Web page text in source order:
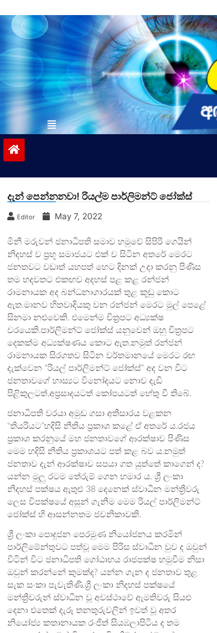
to
contentvinivida.lk
දැන් පෙන්නනවා! රියල්ම පාර්ලිමන්ට් ජෝක්ස්
Editor May 7, 2022
මිනී මරුවන් ජනාධිපති සමාව හමුවේ සිපිරි ගෙයින්
නිදහස් ව ප්‍රභූ සමාජයට එක් ව සිටින අතරේ මෙරට
ජනතවට වඩාත් යහපත් හෙට දිනක් උදා කරනු පිණිස
තම හදවතට එකඟව අදහස් පළ කළ රන්ජන්
රාමනායක අද බන්ධනාගාරයක් තුළ කූඩු කොට
ඇත.මානව හිතවාදියකු වන රන්ජන් මෙරට මුල් පෙළේ
සිනමා නළුවෙකි. එමෙන්ම චිත්‍රපට අධ්‍යක්ෂ
වරයෙකි.පාර්ලිමන්ට් ජෝක්ස් යනුවෙන් ඔහු චිත්‍රපට
දෙකක්ම අධ්‍යක්ෂණය කොට ඇත.නමුත් රන්ජන්
රාමනායක සිරගතව සිටින වර්තමානයේ මෙරට රඟ
දැක්වෙන “රියල් පාර්ලිමන්ට් ජෝක්ස්” අද වන විට
ජනතාවගේ හාස්‍යට විනෝදයට නොව දැඩි
පිළිකුලටත්,අප්‍රසාදයටත් කෝපයටත් හේතු වී තිබේ.
ජනාධිපති වරයා අමුඩ ගසා අතීසාරය වළකන
“තියරියට”හදිසි නීතිය ප්‍රකාශ කළේ ඒ අතරේ ය.රජය
ප්‍රකාශ කරනුයේ මහ ජනතාවගේ ආරක්ෂාව පිණිස
මෙම හදිසි නීතිය ප්‍රකාශයට පත් කළ බව ය.නමුත්
ජනතාව දැන් ආරක්ෂාව සපයා ගත යුත්තේ කාගෙන් ද?
යන්න මුලු රටම තේරුම් ගෙන හමාර ය. ශ්‍රී ලංකා
නිදහස් පක්ෂය ඇතුළු 38 දෙනෙක් ස්වාධීන මන්ත්‍රීවරු
ලෙස විපක්ෂයේ අසුන් ගැනීම මෙම රියල් පාර්ලිමන්ට්
ජෝක්ස් හි ආසන්නතම ජවනිකාවකි.
ශ්‍රී ලංකා පොදුජන පෙරමුණ නියෝජනය කරමින්
පාර්ලිමේන්තුවට පත්වූ මෙම පිරිස ස්වාධීන වුව ද ඔවුන්
විටින් විට ජනාධිපති ගෝඨාභය රාජපක්ෂ හමුවීම නිසා
ඔවුන් කරන්නේ කුමක්ද? යන්න ගැන ද ජනතාව තුළ
සැක සංකා පැවැතිණි.ශ්‍රී ලංකා නිදහස් පක්ෂයේ
මන්ත්‍රීවරුන් ස්වාධීන වූ අවස්ථාවේ ඇමතිවරු සියළු
දෙනා එතෙක් දැරූ තනතුරුවලින් ඉවත් වූ අතර
නියෝජ්‍ය කතානායක රංජිත් සියඹලාපිටිය ද තම